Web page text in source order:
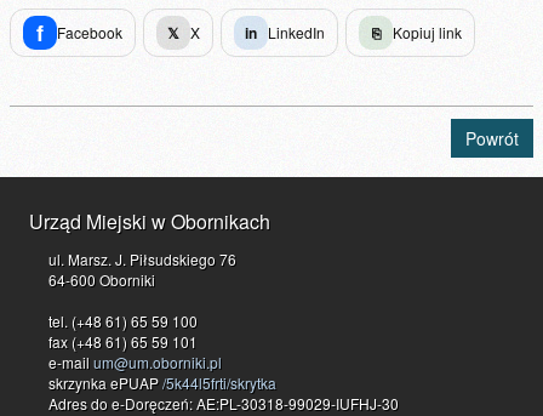
f Facebook 𝕏 X in LinkedIn ⎘ Kopiuj link
Powrót
Urząd Miejski w Obornikach
ul. Marsz. J. Piłsudskiego 76
64-600 Oborniki
tel. (+48 61) 65 59 100
fax (+48 61) 65 59 101
e-mailum@um.oborniki.pl
skrzynka ePUAP/5k44l5frti/skrytka
Adres do e-Doręczeń: AE:PL-30318-99029-IUFHJ-30